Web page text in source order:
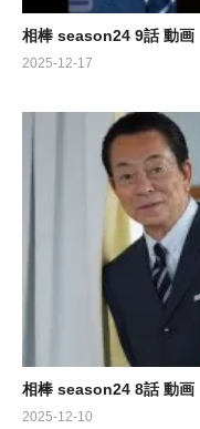
相棒 season24 9話 動画
2025-12-17
相棒 season24 8話 動画
2025-12-10